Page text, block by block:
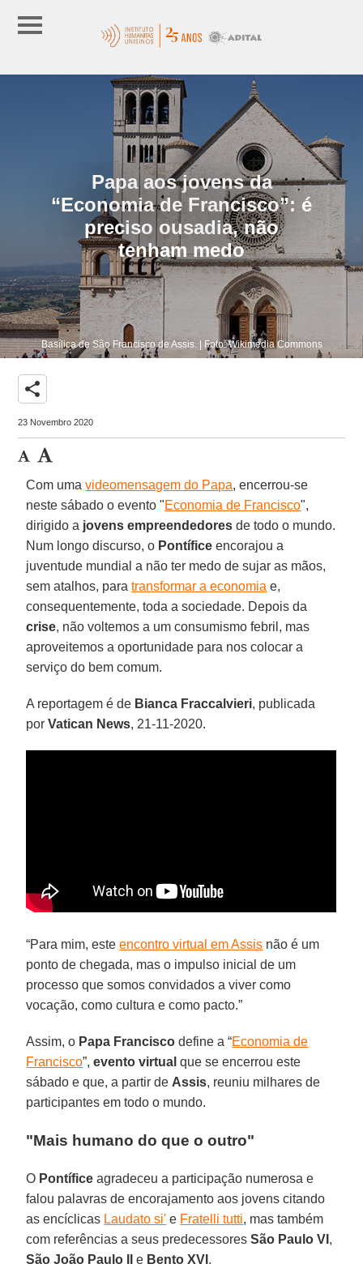
Papa aos jovens da
“Economia de Francisco”: é
preciso ousadia, não
tenham medo
Basílica de São Francisco de Assis. | Foto: Wikimedia Commons
share
23 Novembro 2020
Com umavideomensagem do Papa, encerrou-se
neste sábado o evento "Economia de Francisco",
dirigido a jovens empreendedores de todo o mundo.
Num longo discurso, o Pontífice encorajou a
juventude mundial a não ter medo de sujar as mãos,
sem atalhos, paratransformar a economia e,
consequentemente, toda a sociedade. Depois da
crise, não voltemos a um consumismo febril, mas
aproveitemos a oportunidade para nos colocar a
serviço do bem comum.
A reportagem é de Bianca Fraccalvieri, publicada
porVatican News, 21-11-2020.
“Para mim, esteencontro virtual em Assis não é um
ponto de chegada, mas o impulso inicial de um
processo que somos convidados a viver como
vocação, como cultura e como pacto.”
Assim, o Papa Francisco define a “Economia de
Francisco”,evento virtual que se encerrou este
sábado e que, a partir de Assis, reuniu milhares de
participantes em todo o mundo.
"Mais humano do que o outro"
O Pontífice agradeceu a participação numerosa e
falou palavras de encorajamento aos jovens citando
as encíclicas Laudato si' e Fratelli tutti, mas também
com referências a seus predecessoresSão Paulo VI ,
São João Paulo II
e Bento XVI .